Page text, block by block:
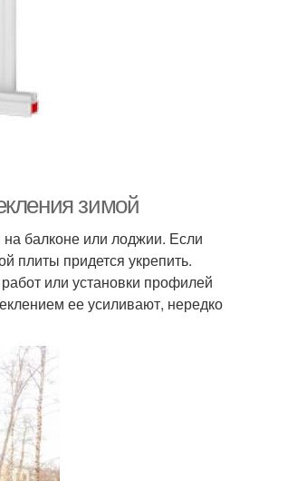
зимой
балконе или лоджии. Если
плиты придется укрепить.
или установки профилей
ее усиливают, нередко